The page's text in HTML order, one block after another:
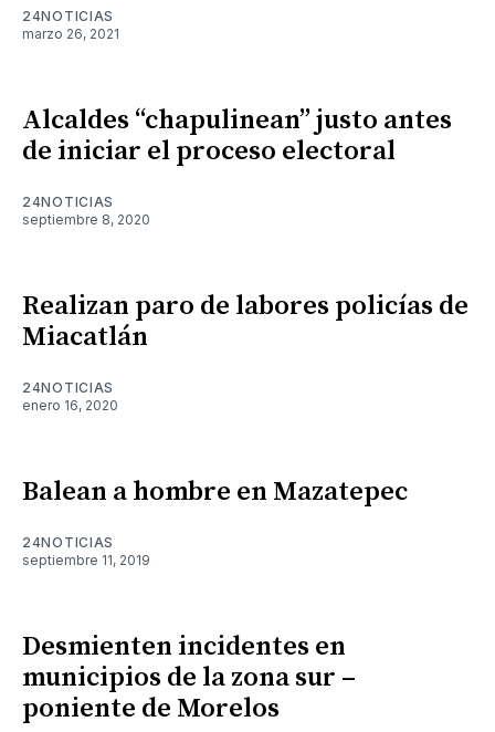
24NOTICIAS
marzo 26, 2021
Alcaldes “chapulinean” justo antes
de iniciar el proceso electoral
24NOTICIAS
septiembre 8, 2020
Realizan paro de labores policías de
Miacatlán
24NOTICIAS
enero 16, 2020
Balean a hombre en Mazatepec
24NOTICIAS
septiembre 11, 2019
Desmienten incidentes en
municipios de la zona sur –
poniente de Morelos